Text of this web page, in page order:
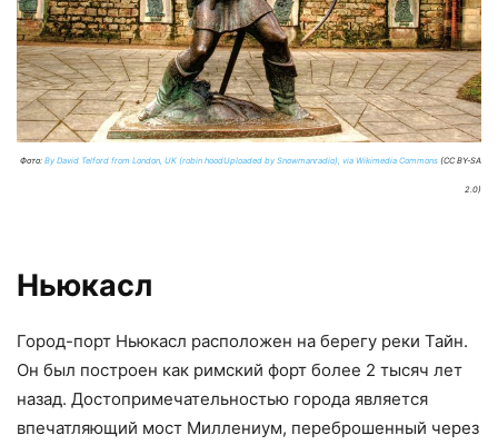
Фото: By David Telford from London, UK (robin hoodUploaded by Snowmanradio), via Wikimedia Commons (CC BY-SA
2.0)
Ньюкасл
Город-порт Ньюкасл расположен на берегу реки Тайн.
Он был построен как римский форт более 2 тысяч лет
назад. Достопримечательностью города является
впечатляющий мост Миллениум, переброшенный через